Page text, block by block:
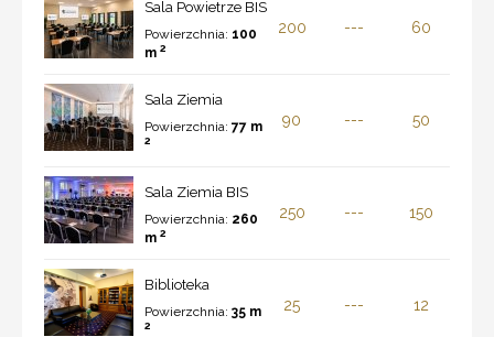
Sala Powietrze BIS
Powierzchnia: 100
m 2
200 --- 60
Sala Ziemia
Powierzchnia: 77 m
2
90 --- 50
Sala Ziemia BIS
Powierzchnia: 260
m 2
250 --- 150
Biblioteka
Powierzchnia: 35 m
2
25 --- 12